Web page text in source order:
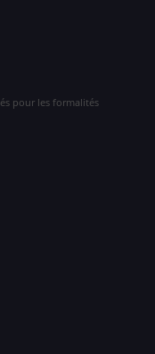
pour les formalités